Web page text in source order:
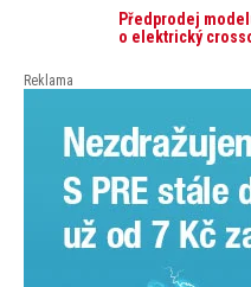
dosahuje 337
251 tisíc korun.
posledních 10 let
Předprodej
o elektrický
Reklama